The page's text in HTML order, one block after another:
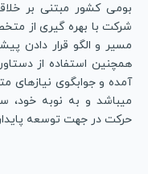
بومی کشور مبتنی بر
شرکت با بهره گیری از
مسیر و الگو قرار دادن
همچنین استفاده از
آمده و جوابگوی
میباشد و به نوبه
حرکت در جهت توسعه